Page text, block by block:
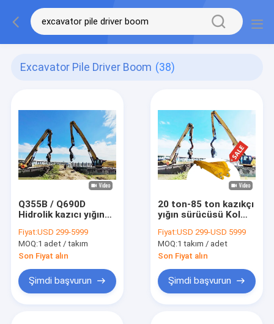
Excavator Pile Driver Boom (38)
Q355B / Q690D
Hidrolik kazıcı yığın
yüksekliğiyle
Fiyat:USD 299-5999
MOQ:1 adet / takım
Son Fiyat alın
Şimdi başvurun
20 ton-85 ton kazıkçı
yığın sürücüsü Kol
Hitachi Komatsu
yığın kol yığın yığın
yumru kazıkçı için
Fiyat:USD 299-USD 5999
MOQ:1 takım / adet
Son Fiyat alın
Şimdi başvurun